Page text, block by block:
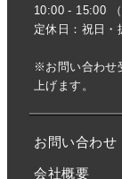
10:00 - 15:00 （
定休日：祝日・
※お問い合わせ
上げます。
お問い合わせ
会社概要